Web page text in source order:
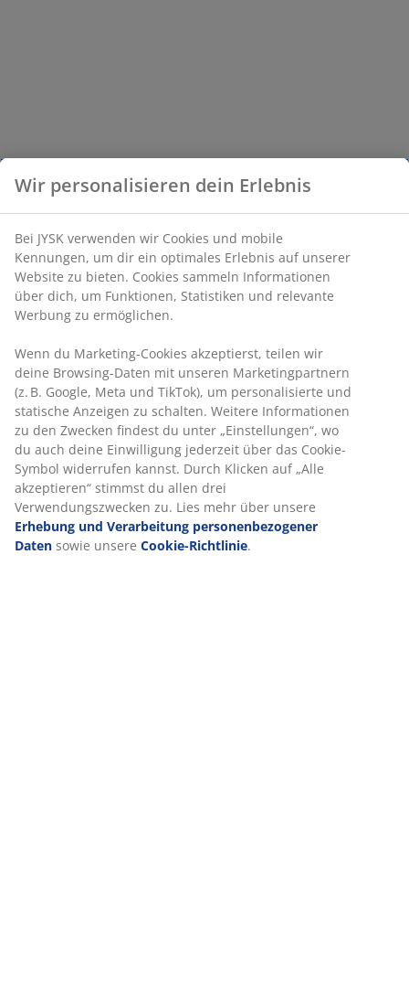
Wir personalisieren dein Erlebnis
Bei JYSK verwenden wir Cookies und mobile
Kennungen, um dir ein optimales Erlebnis auf unserer
Website zu bieten. Cookies sammeln Informationen
über dich, um Funktionen, Statistiken und relevante
Werbung zu ermöglichen.
Wenn du Marketing-Cookies akzeptierst, teilen wir
deine Browsing-Daten mit unseren Marketingpartnern
(z. B. Google, Meta und TikTok), um personalisierte und
statische Anzeigen zu schalten. Weitere Informationen
zu den Zwecken findest du unter „Einstellungen“, wo
du auch deine Einwilligung jederzeit über das Cookie-
Symbol widerrufen kannst. Durch Klicken auf „Alle
akzeptieren“ stimmst du allen drei
Verwendungszwecken zu. Lies mehr über unsere
Erhebung und Verarbeitung personenbezogener
Daten sowie unsere Cookie-Richtlinie.